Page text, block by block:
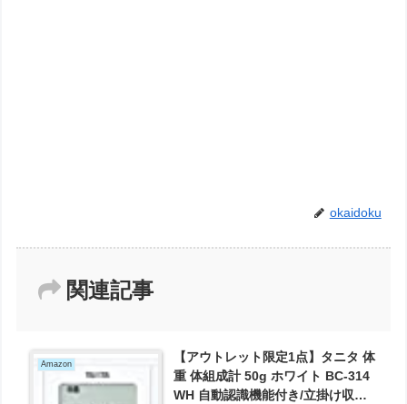
okaidoku
関連記事
Amazon
【アウトレット限定1点】タニタ 体
重 体組成計 50g ホワイト BC-314
WH 自動認識機能付き/立掛け収納